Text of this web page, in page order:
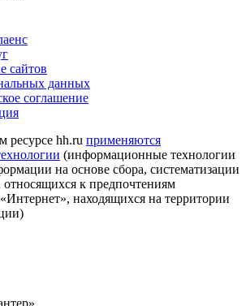
сайтов
данных
соглашение
hh.ru применяются
(информационные технологии
на основе сбора, систематизации
относящихся к предпочтениям
находящихся на территории